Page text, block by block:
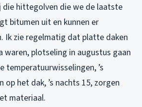
die hittegolven die we de laatste
bitumen uit en kunnen er
Ik zie regelmatig dat platte daken
waren, plotseling in augustus gaan
temperatuurwisselingen, ’s
op het dak, ’s nachts 15, zorgen
materiaal.